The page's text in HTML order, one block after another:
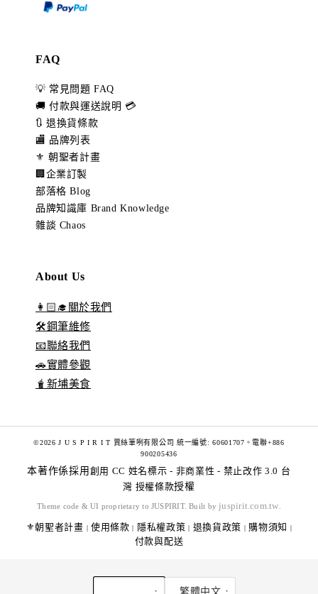
FAQ
💡 常見問題 FAQ
🚚 付款與運送說明 💳
🔃 退換貨條款
🏬 品牌列表
⚜️ 朝聖者計畫
🏢企業訂製
部落格 Blog
品牌知識庫 Brand Knowledge
雜談 Chaos
About Us
👩🏻‍🎓關於我們
🛠️鋼筆維修
📧聯絡我們
🚗實體參觀
🧋新埔美食
©2026 J U S P I R I T 賈絲筆咧有限公司 統一編號: 60601707。電聯+886
900205436
本著作係採用 創用 CC 姓名標示 - 非商業性 - 禁止改作 3.0 台
灣 授權條款授權
Theme code & UI proprietary to JUSPIRIT. Built by juspirit.com.tw
⚜️朝聖者計畫 | 使用條款 | 隱私權政策 | 退換貨政策 | 購物須知 |
付款與配送